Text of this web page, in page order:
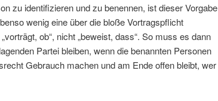
zu identifizieren und zu benennen, ist dieser Vorgabe
wenig eine über die bloße Vortragspflicht
ob“, nicht „beweist, dass“. So muss es dann
Partei bleiben, wenn die benannten Personen
Gebrauch machen und am Ende offen bleibt, wer